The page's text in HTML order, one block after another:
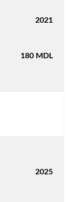
2021
180 MDL
2025